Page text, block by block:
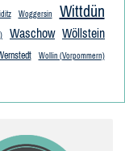
Woggersin
Wittdün
Waschow Wöllstein
Wollin (Vorpommern)